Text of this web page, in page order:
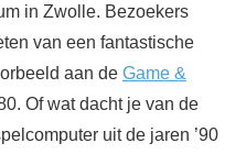
in Zwolle. Bezoekers
van een fantastische
aan de Game &
Of wat dacht je van de
uit de jaren ’90